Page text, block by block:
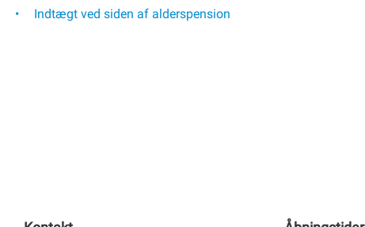
Indtægt ved siden af alderspension